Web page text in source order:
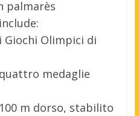
palmarès
Giochi Olimpici di
medaglie
m dorso, stabilito